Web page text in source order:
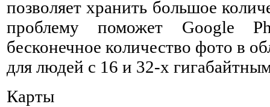
позволяет хранить большое
проблему поможет Google
бесконечное количество фото в
для людей с 16 и 32-х
Карты